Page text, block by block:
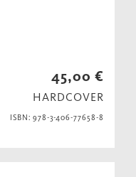
45,00 €
HARDCOVER
ISBN: 978-3-406-77658-8